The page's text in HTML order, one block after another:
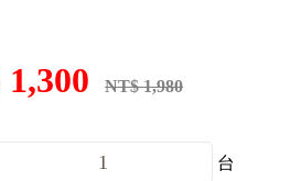
NT$ 1,980
台